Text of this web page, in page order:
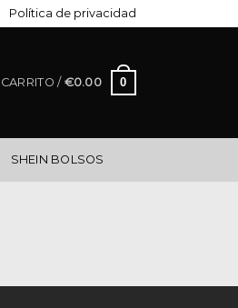
Política de privacidad
CARRITO / €0.00 0
SHEIN BOLSOS